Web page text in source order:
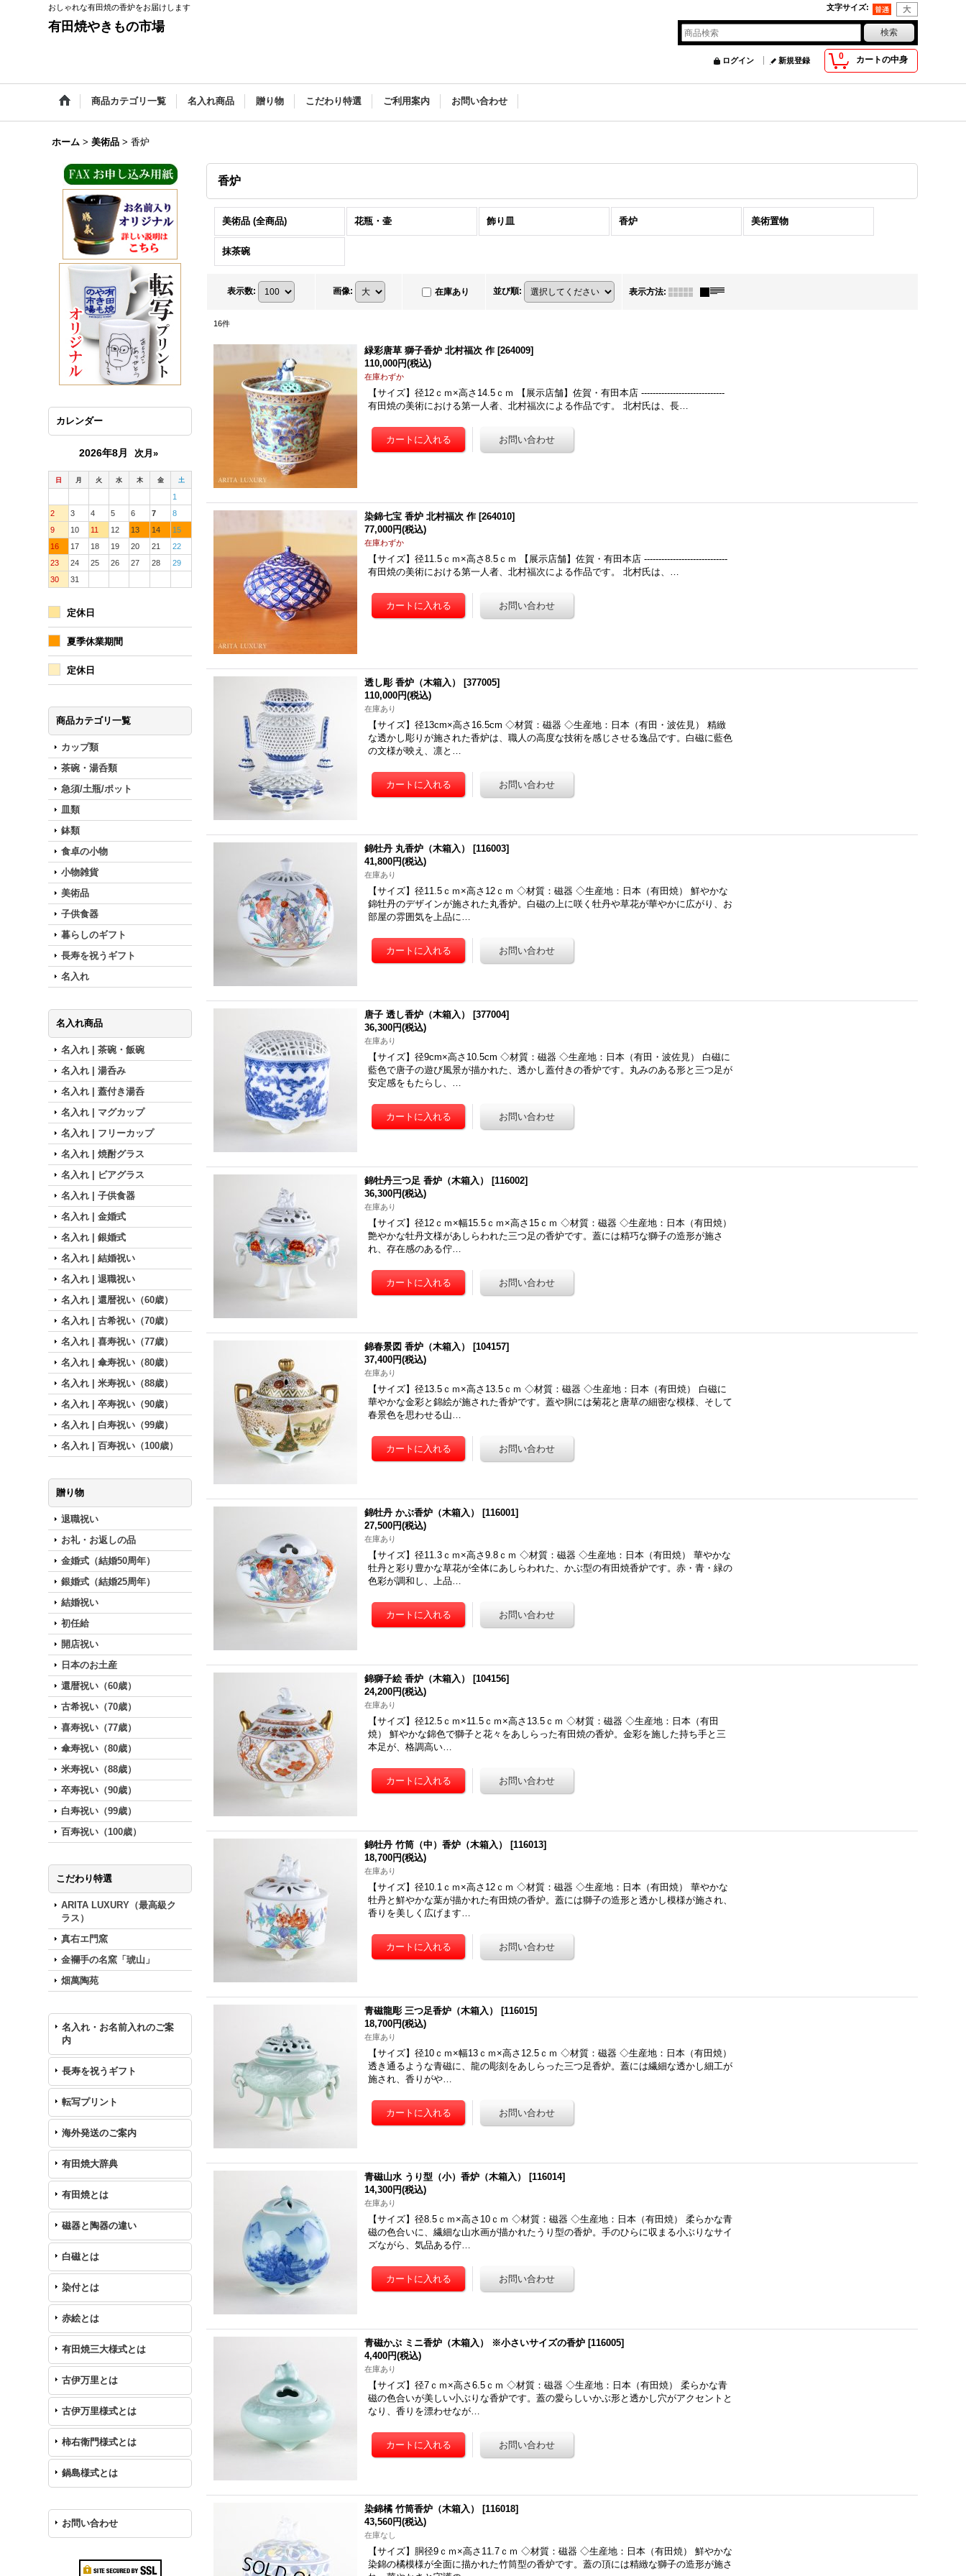
おしゃれな有田焼の香炉をお届けします 文字サイズ:
有田焼やきもの市場
0 カートの中身
ログイン 新規登録
商品カテゴリ一覧 名入れ商品 贈り物 こだわり特選 ご利用案内 お問い合わせ
ホーム > 美術品 > 香炉
カレンダー
2026年8月 次月»
日 月 火 水 木 金 土
1
2
3 4 5 6 7
8
9
10 11 12 13 14
15
16
17 18 19 20 21
22
23
24 25 26 27 28
29
30
31
定休日
夏季休業期間
定休日
商品カテゴリ一覧
カップ類
茶碗・湯呑類
急須/土瓶/ポット
皿類
鉢類
食卓の小物
小物雑貨
美術品
子供食器
暮らしのギフト
長寿を祝うギフト
名入れ
名入れ商品
名入れ | 茶碗・飯碗
名入れ | 湯呑み
名入れ | 蓋付き湯呑
名入れ | マグカップ
名入れ | フリーカップ
名入れ | 焼酎グラス
名入れ | ビアグラス
名入れ | 子供食器
名入れ | 金婚式
名入れ | 銀婚式
名入れ | 結婚祝い
名入れ | 退職祝い
名入れ | 還暦祝い（60歳）
名入れ | 古希祝い（70歳）
名入れ | 喜寿祝い（77歳）
名入れ | 傘寿祝い（80歳）
名入れ | 米寿祝い（88歳）
名入れ | 卒寿祝い（90歳）
名入れ | 白寿祝い（99歳）
名入れ | 百寿祝い（100歳）
贈り物
退職祝い
お礼・お返しの品
金婚式（結婚50周年）
銀婚式（結婚25周年）
結婚祝い
初任給
開店祝い
日本のお土産
還暦祝い（60歳）
古希祝い（70歳）
喜寿祝い（77歳）
傘寿祝い（80歳）
米寿祝い（88歳）
卒寿祝い（90歳）
白寿祝い（99歳）
百寿祝い（100歳）
こだわり特選
ARITA LUXURY（最高級ク
ラス）
真右エ門窯
金襴手の名窯「琥山」
畑萬陶苑
名入れ・お名前入れのご案
内
長寿を祝うギフト
転写プリント
海外発送のご案内
有田焼大辞典
有田焼とは
磁器と陶器の違い
白磁とは
染付とは
赤絵とは
有田焼三大様式とは
古伊万里とは
古伊万里様式とは
柿右衛門様式とは
鍋島様式とは
お問い合わせ
香炉
美術品 (全商品) 花瓶・壷 飾り皿 香炉 美術置物
抹茶碗
表示数: 画像: 在庫あり 並び順: 表示方法:
16件
緑彩唐草 獅子香炉 北村福次 作 [264009]
110,000円(税込)
在庫わずか
【サイズ】径12ｃｍ×高さ14.5ｃｍ 【展示店舗】佐賀・有田本店 -----------------------------
有田焼の美術における第一人者、北村福次による作品です。 北村氏は、長…
染錦七宝 香炉 北村福次 作 [264010]
77,000円(税込)
在庫わずか
【サイズ】径11.5ｃｍ×高さ8.5ｃｍ 【展示店舗】佐賀・有田本店 -----------------------------
有田焼の美術における第一人者、北村福次による作品です。 北村氏は、…
透し彫 香炉（木箱入） [377005]
110,000円(税込)
在庫あり
【サイズ】径13cm×高さ16.5cm ◇材質：磁器 ◇生産地：日本（有田・波佐見） 精緻
な透かし彫りが施された香炉は、職人の高度な技術を感じさせる逸品です。白磁に藍色
の文様が映え、凛と…
錦牡丹 丸香炉（木箱入） [116003]
41,800円(税込)
在庫あり
【サイズ】径11.5ｃｍ×高さ12ｃｍ ◇材質：磁器 ◇生産地：日本（有田焼） 鮮やかな
錦牡丹のデザインが施された丸香炉。白磁の上に咲く牡丹や草花が華やかに広がり、お
部屋の雰囲気を上品に…
唐子 透し香炉（木箱入） [377004]
36,300円(税込)
在庫あり
【サイズ】径9cm×高さ10.5cm ◇材質：磁器 ◇生産地：日本（有田・波佐見） 白磁に
藍色で唐子の遊び風景が描かれた、透かし蓋付きの香炉です。丸みのある形と三つ足が
安定感をもたらし、…
錦牡丹三つ足 香炉（木箱入） [116002]
36,300円(税込)
在庫あり
【サイズ】径12ｃｍ×幅15.5ｃｍ×高さ15ｃｍ ◇材質：磁器 ◇生産地：日本（有田焼）
艶やかな牡丹文様があしらわれた三つ足の香炉です。蓋には精巧な獅子の造形が施さ
れ、存在感のある佇…
錦春景図 香炉（木箱入） [104157]
37,400円(税込)
在庫あり
【サイズ】径13.5ｃｍ×高さ13.5ｃｍ ◇材質：磁器 ◇生産地：日本（有田焼） 白磁に
華やかな金彩と錦絵が施された香炉です。蓋や胴には菊花と唐草の細密な模様、そして
春景色を思わせる山…
錦牡丹 かぶ香炉（木箱入） [116001]
27,500円(税込)
在庫あり
【サイズ】径11.3ｃｍ×高さ9.8ｃｍ ◇材質：磁器 ◇生産地：日本（有田焼） 華やかな
牡丹と彩り豊かな草花が全体にあしらわれた、かぶ型の有田焼香炉です。赤・青・緑の
色彩が調和し、上品…
錦獅子絵 香炉（木箱入） [104156]
24,200円(税込)
在庫あり
【サイズ】径12.5ｃｍ×11.5ｃｍ×高さ13.5ｃｍ ◇材質：磁器 ◇生産地：日本（有田
焼） 鮮やかな錦色で獅子と花々をあしらった有田焼の香炉。金彩を施した持ち手と三
本足が、格調高い…
錦牡丹 竹筒（中）香炉（木箱入） [116013]
18,700円(税込)
在庫あり
【サイズ】径10.1ｃｍ×高さ12ｃｍ ◇材質：磁器 ◇生産地：日本（有田焼） 華やかな
牡丹と鮮やかな葉が描かれた有田焼の香炉。蓋には獅子の造形と透かし模様が施され、
香りを美しく広げます…
青磁龍彫 三つ足香炉（木箱入） [116015]
18,700円(税込)
在庫あり
【サイズ】径10ｃｍ×幅13ｃｍ×高さ12.5ｃｍ ◇材質：磁器 ◇生産地：日本（有田焼）
透き通るような青磁に、龍の彫刻をあしらった三つ足香炉。蓋には繊細な透かし細工が
施され、香りがや…
青磁山水 うり型（小）香炉（木箱入） [116014]
14,300円(税込)
在庫あり
【サイズ】径8.5ｃｍ×高さ10ｃｍ ◇材質：磁器 ◇生産地：日本（有田焼） 柔らかな青
磁の色合いに、繊細な山水画が描かれたうり型の香炉。手のひらに収まる小ぶりなサイ
ズながら、気品ある佇…
青磁かぶ ミニ香炉（木箱入） ※小さいサイズの香炉 [116005]
4,400円(税込)
在庫あり
【サイズ】径7ｃｍ×高さ6.5ｃｍ ◇材質：磁器 ◇生産地：日本（有田焼） 柔らかな青
磁の色合いが美しい小ぶりな香炉です。蓋の愛らしいかぶ形と透かし穴がアクセントと
なり、香りを漂わせなが…
染錦橘 竹筒香炉（木箱入） [116018]
43,560円(税込)
在庫なし
【サイズ】胴径9ｃｍ×高さ11.7ｃｍ ◇材質：磁器 ◇生産地：日本（有田焼） 鮮やかな
染錦の橘模様が全面に描かれた竹筒型の香炉です。蓋の頂には精緻な獅子の造形が施さ